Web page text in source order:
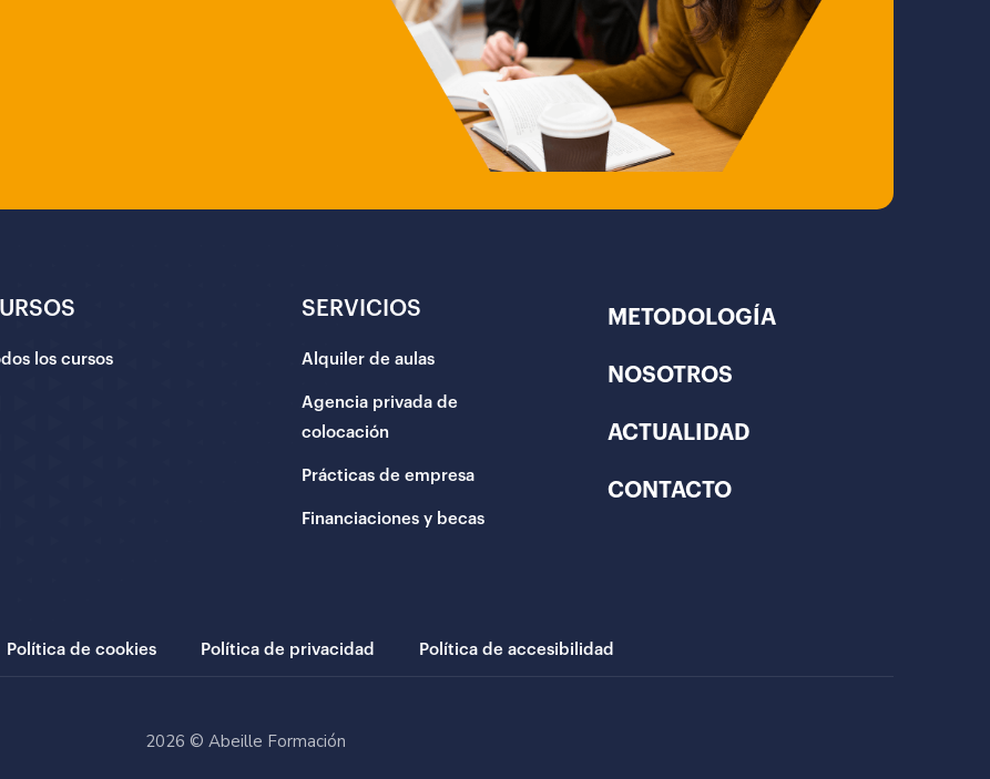
los cursos
SERVICIOS
Alquiler de aulas
Agencia privada de
colocación
Prácticas de empresa
Financiaciones y becas
METODOLOGÍA
NOSOTROS
ACTUALIDAD
CONTACTO
Política de cookies Política de privacidad Política de accesibilidad
2026 © Abeille Formación